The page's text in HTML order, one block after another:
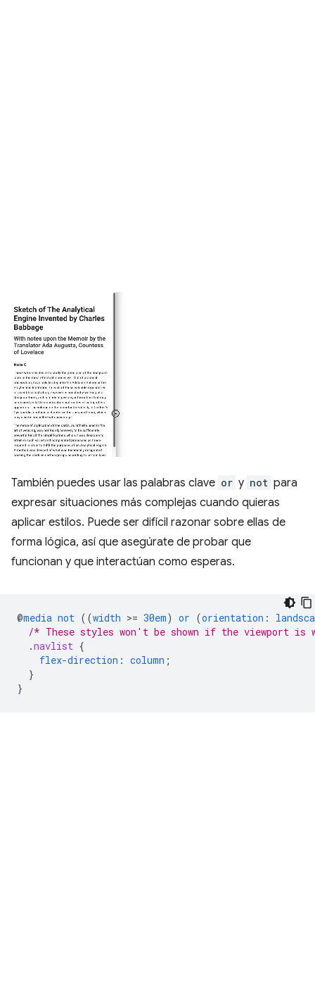
También puedes usar las palabras clave or y not para
expresar situaciones más complejas cuando quieras
aplicar estilos. Puede ser difícil razonar sobre ellas de
forma lógica, así que asegúrate de probar que
funcionan y que interactúan como esperas.
@media not ((width >= 30em) or (orientation :
/* These styles won't be shown if the viewport
.navlist {
flex-direction : column ;
}
}